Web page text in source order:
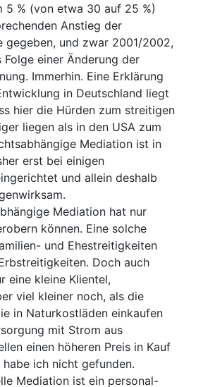
5 % (von etwa 30 auf 25 %)
Anstieg der
gegeben, und zwar 2001/2002,
Folge einer Änderung der
Immerhin. Eine Erklärung
in Deutschland liegt
hier die Hürden zum streitigen
liegen als in den USA zum
Mediation ist in
erst bei einigen
und allein deshalb
Mediation hat nur
können. Eine solche
und Ehestreitigkeiten
Doch auch
eine kleine Klientel,
viel kleiner noch, als die
in Naturkostläden einkaufen
mit Strom aus
einen höheren Preis in Kauf
habe ich nicht gefunden.
Mediation ist ein personal-